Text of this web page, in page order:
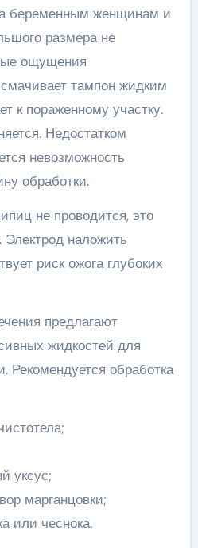
беременным женщинам и
размера не
ощущения
тампон жидким
к пораженному участку.
Недостатком
невозможность
обработки.
не проводится, это
Электрод наложить
риск ожога глубоких
предлагают
жидкостей для
Рекомендуется обработка
уксус;
марганцовки;
или чеснока.